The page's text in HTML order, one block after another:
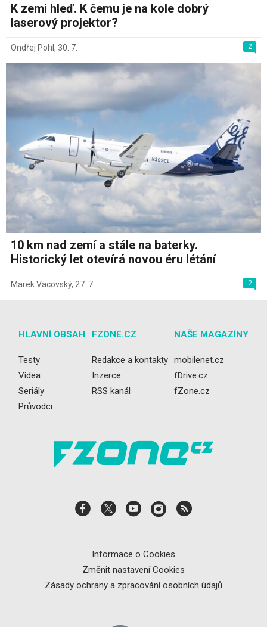
K zemi hleď. K čemu je na kole dobrý
laserový projektor?
2
Ondřej Pohl , 30. 7.
10 km nad zemí a stále na baterky.
Historický let otevírá novou éru létání
2
Marek Vacovský, 27. 7.
HLAVNÍ OBSAH
Testy
Videa
Seriály
Průvodci
FZONE.CZ
Redakce a kontakty
Inzerce
RSS kanál
NAŠE MAGAZÍNY
mobilenet.cz
fDrive.cz
fZone.cz
Informace o Cookies
Změnit nastavení Cookies
Zásady ochrany a zpracování osobních údajů